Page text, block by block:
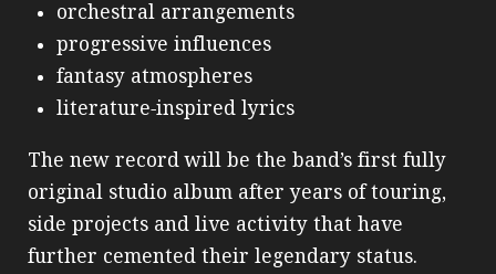
orchestral arrangements
progressive influences
fantasy atmospheres
literature‑inspired lyrics
The new record will be the band’s first fully
original studio album after years of touring,
side projects and live activity that have
further cemented their legendary status.